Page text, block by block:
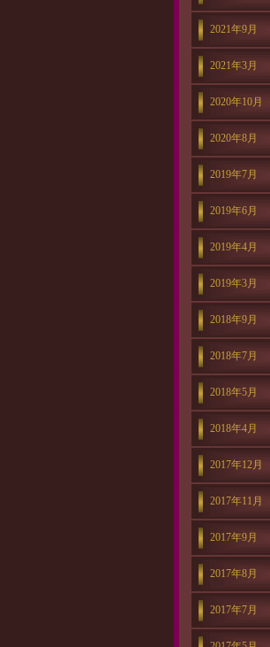
2021年9月
2021年3月
2020年10月
2020年8月
2019年7月
2019年6月
2019年4月
2019年3月
2018年9月
2018年7月
2018年5月
2018年4月
2017年12月
2017年11月
2017年9月
2017年8月
2017年7月